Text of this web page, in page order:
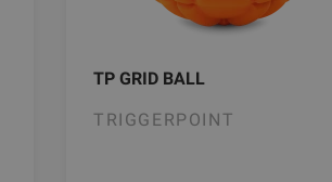
TP GRID BALL
TRIGGERPOINT